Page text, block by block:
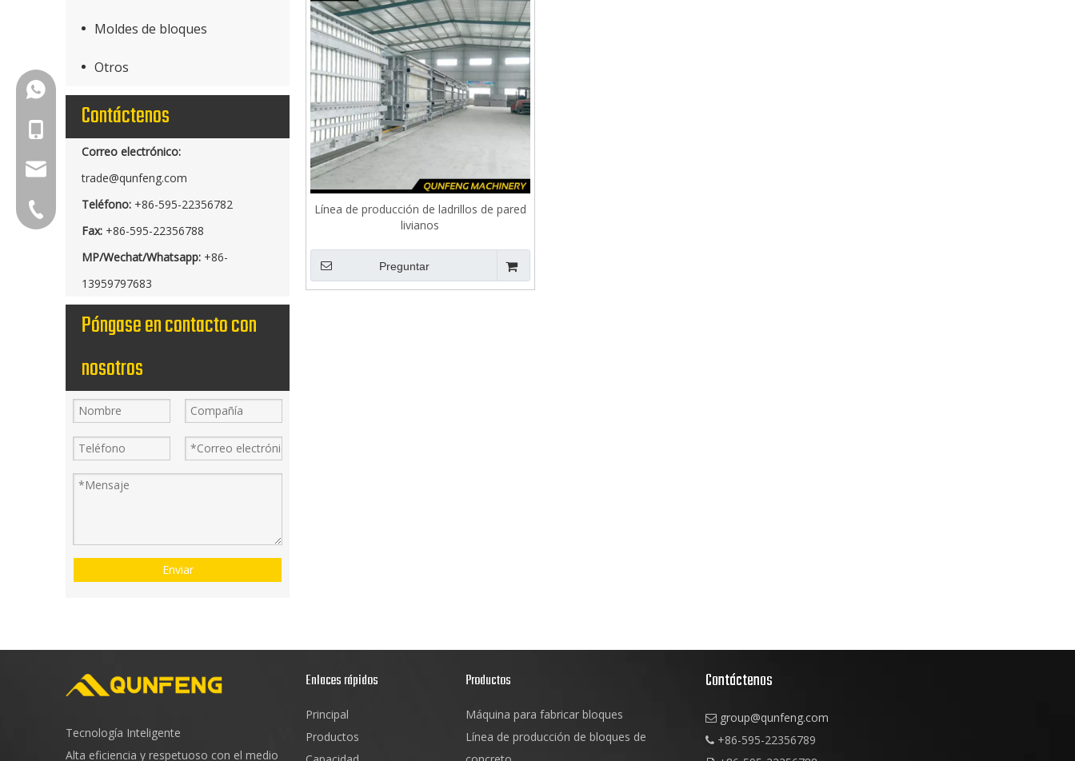
Moldes de bloques
Otros
Contáctenos
Correo electrónico:
trade@qunfeng.com
Teléfono: +86-595-22356782
Fax: +86-595-22356788
MP/Wechat/Whatsapp: +86-
13959797683
Póngase en contacto con
nosotros
Enviar
Línea de producción de ladrillos de pared
livianos
Preguntar
+86-595 22356789
Tecnología Inteligente
Alta eficiencia y respetuoso con el medio
Enlaces rápidos
Principal
Productos
Productos
Máquina para fabricar bloques
Línea de producción de bloques de
Contáctenos
 group@qunfeng.com
 +86-595-22356789